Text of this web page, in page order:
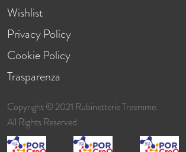
Wishlist
Privacy Policy
Cookie Policy
Trasparenza
Copyright © 2021 Rubinetterie Treemme.
All Rights Reserved